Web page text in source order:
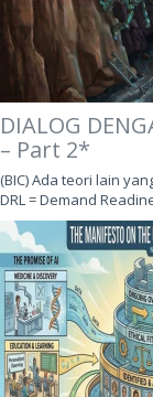
DIALOG
– Part 2*
(BIC) Ada teori lain
DRL = Demand